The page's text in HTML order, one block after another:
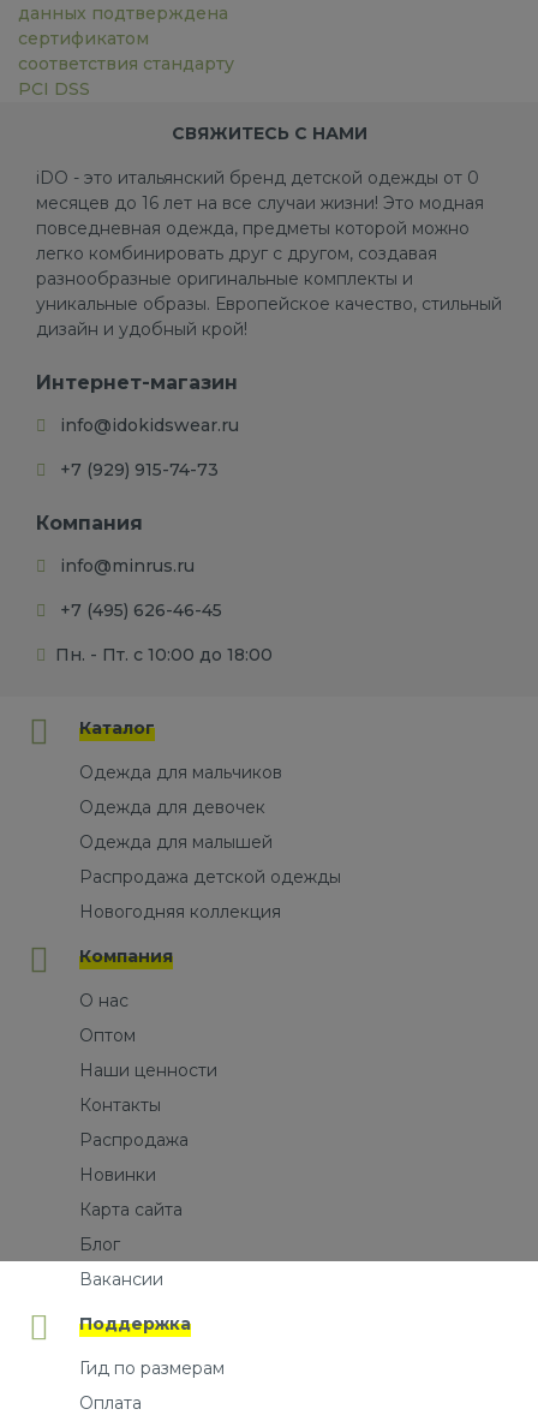
данных подтверждена
сертификатом
соответствия стандарту
PCI DSS
СВЯЖИТЕСЬ С НАМИ
iDO - это итальянский бренд детской одежды от 0
месяцев до 16 лет на все случаи жизни! Это модная
повседневная одежда, предметы которой можно
легко комбинировать друг с другом, создавая
разнообразные оригинальные комплекты и
уникальные образы. Европейское качество, стильный
дизайн и удобный крой!
Интернет-магазин
info@idokidswear.ru
+7 (929) 915-74-73
Компания
info@minrus.ru
+7 (495) 626-46-45
Пн. - Пт. с 10:00 до 18:00
Каталог
Одежда для мальчиков
Одежда для девочек
Одежда для малышей
Распродажа детской одежды
Новогодняя коллекция
Компания
О нас
Оптом
Наши ценности
Контакты
Распродажа
Новинки
Карта сайта
Блог
Вакансии
Поддержка
Гид по размерам
Оплата